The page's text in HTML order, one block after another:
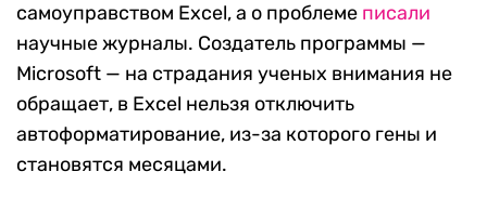
самоуправством Excel, а о проблеме писали
научные журналы. Создатель программы —
Microsoft — на страдания ученых внимания не
обращает, в Excel нельзя отключить
автоформатирование, из-за которого гены и
становятся месяцами.